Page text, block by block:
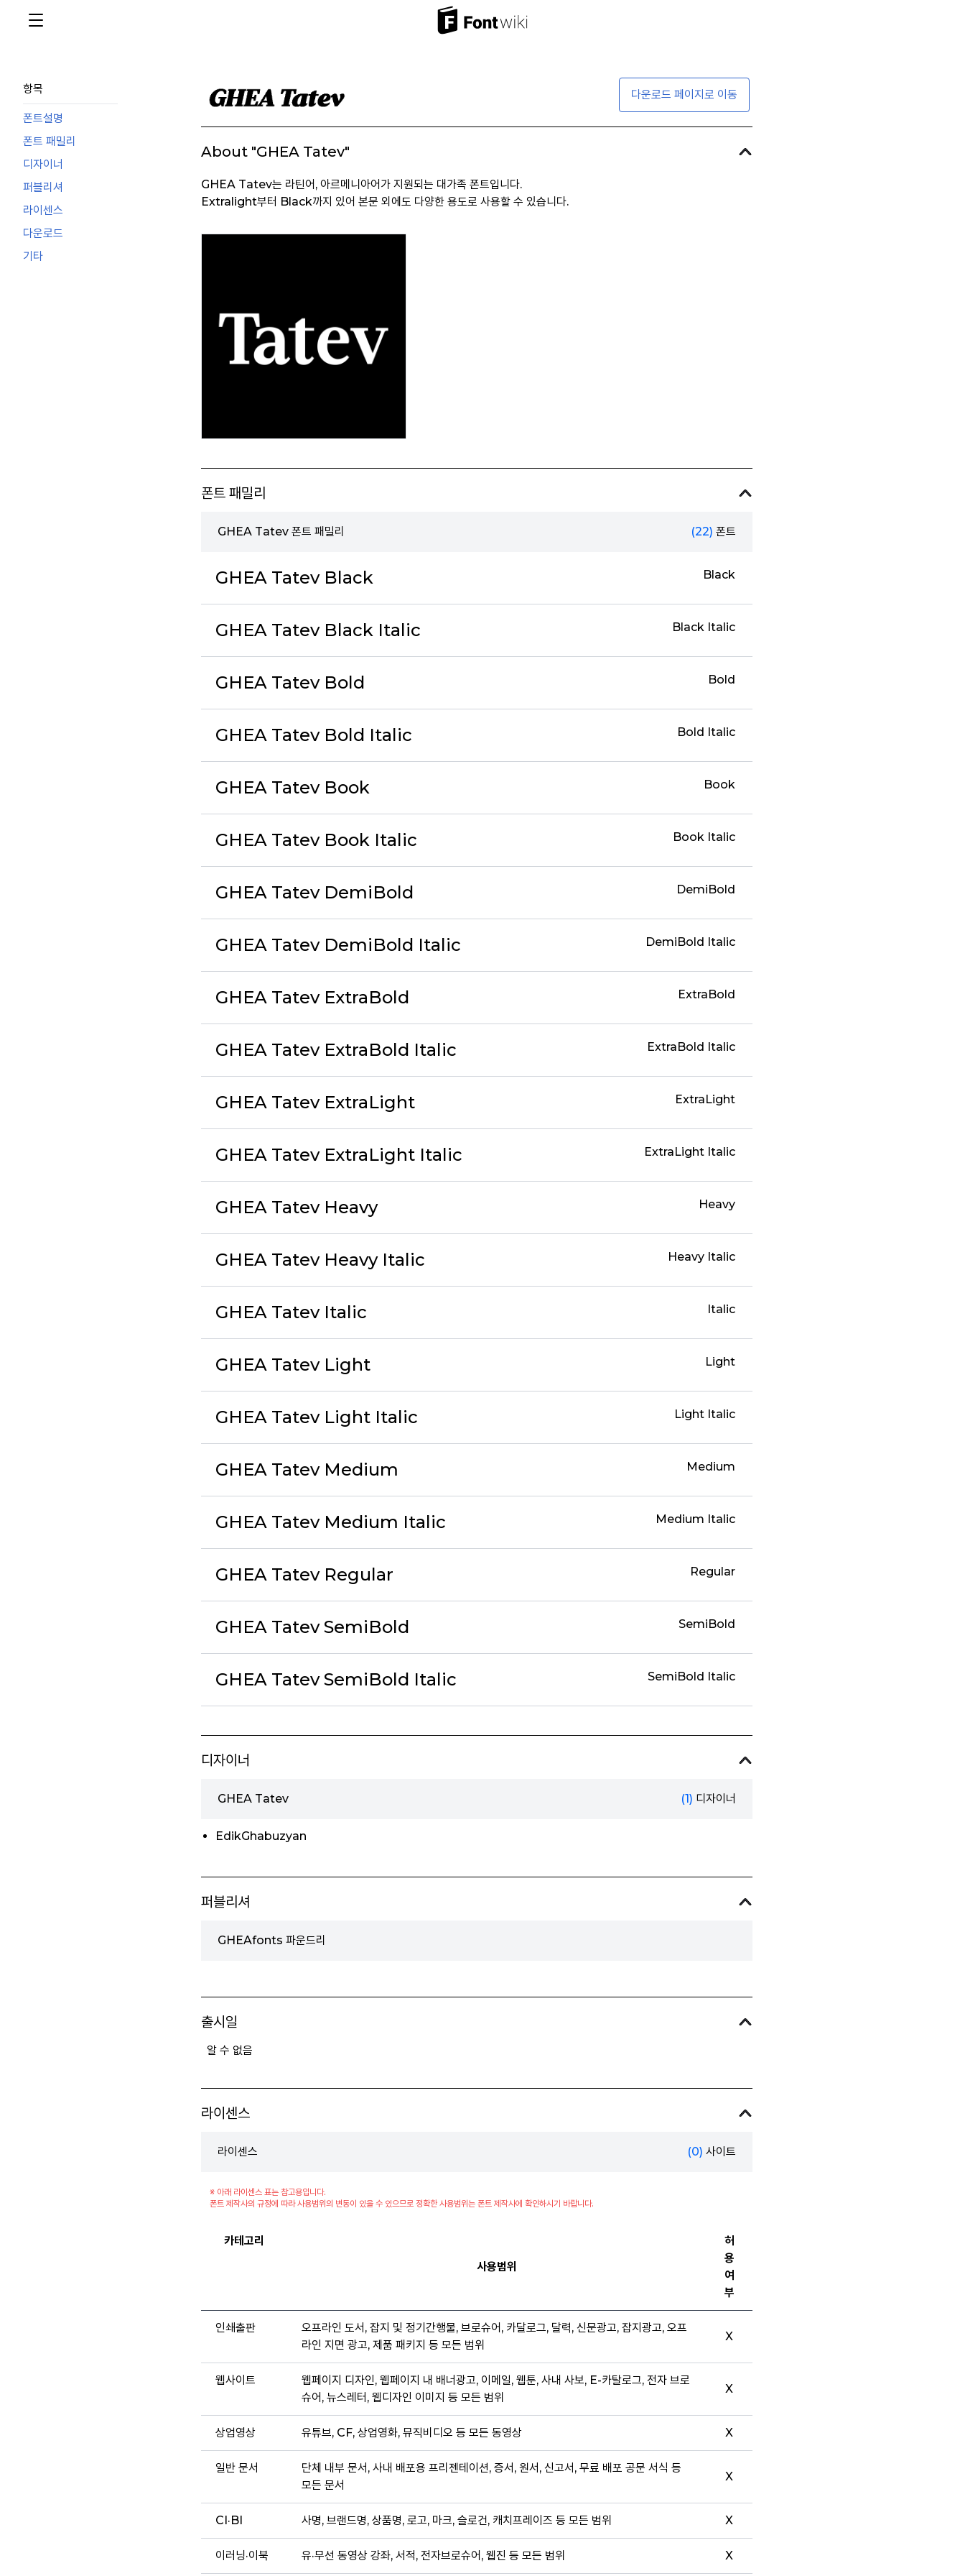
항목
폰트설명
폰트 패밀리
디자이너
퍼블리셔
라이센스
다운로드
기타
다운로드 페이지로 이동
About "GHEA Tatev"
GHEA Tatev는 라틴어, 아르메니아어가 지원되는 대가족 폰트입니다.
Extralight부터 Black까지 있어 본문 외에도 다양한 용도로 사용할 수 있습니다.
폰트 패밀리
GHEA Tatev 폰트 패밀리 (22) 폰트
GHEA Tatev Black Black
GHEA Tatev Black Italic Black Italic
GHEA Tatev Bold Bold
GHEA Tatev Bold Italic Bold Italic
GHEA Tatev Book Book
GHEA Tatev Book Italic Book Italic
GHEA Tatev DemiBold DemiBold
GHEA Tatev DemiBold Italic DemiBold Italic
GHEA Tatev ExtraBold ExtraBold
GHEA Tatev ExtraBold Italic ExtraBold Italic
GHEA Tatev ExtraLight ExtraLight
GHEA Tatev ExtraLight Italic ExtraLight Italic
GHEA Tatev Heavy Heavy
GHEA Tatev Heavy Italic Heavy Italic
GHEA Tatev Italic Italic
GHEA Tatev Light Light
GHEA Tatev Light Italic Light Italic
GHEA Tatev Medium Medium
GHEA Tatev Medium Italic Medium Italic
GHEA Tatev Regular Regular
GHEA Tatev SemiBold SemiBold
GHEA Tatev SemiBold Italic SemiBold Italic
디자이너
GHEA Tatev (1) 디자이너
EdikGhabuzyan
퍼블리셔
GHEAfonts 파운드리
출시일
알 수 없음
라이센스
라이센스 (0) 사이트
※ 아래 라이센스 표는 참고용입니다.
폰트 제작사의 규정에 따라 사용범위의 변동이 있을 수 있으므로 정확한 사용범위는 폰트 제작사에 확인하시기 바랍니다.
카테고리
사용범위
허
용
여
부
인쇄출판
오프라인 도서, 잡지 및 정기간행물, 브로슈어, 카달로그, 달력, 신문광고, 잡지광고, 오프
라인 지면 광고, 제품 패키지 등 모든 범위
X
웹사이트
웹페이지 디자인, 웹페이지 내 배너광고, 이메일, 웹툰, 사내 사보, E-카탈로그, 전자 브로
슈어, 뉴스레터, 웹디자인 이미지 등 모든 범위
X
상업영상 유튜브, CF, 상업영화, 뮤직비디오 등 모든 동영상 X
일반 문서
단체 내부 문서, 사내 배포용 프리젠테이션, 증서, 원서, 신고서, 무료 배포 공문 서식 등
모든 문서
X
CI·BI 사명, 브랜드명, 상품명, 로고, 마크, 슬로건, 캐치프레이즈 등 모든 범위 X
이러닝·이북 유·무선 동영상 강좌, 서적, 전자브로슈어, 웹진 등 모든 범위 X